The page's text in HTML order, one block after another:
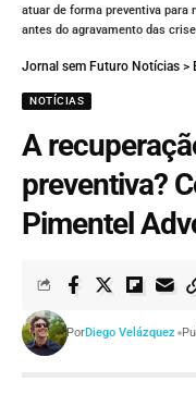
atuar de forma preventiva para
antes do agravamento das
Jornal sem Futuro Notícias >
NOTÍCIAS
A
preventiva?
Pimentel
PorDiego Velázquez